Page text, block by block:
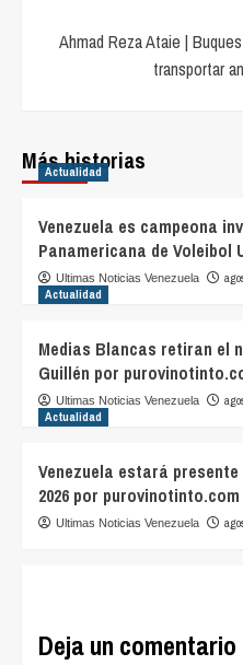
Ahmad Reza Ataie |
transportar
Más historias
Actualidad
Venezuela es campeona
Panamericana de Voleibol
Ultimas Noticias Venezuela
Actualidad
Medias Blancas retiran el
Guillén por
Ultimas Noticias Venezuela
Actualidad
Venezuela estará
2026 por purovinotinto.com
Ultimas Noticias Venezuela
Deja un comentario